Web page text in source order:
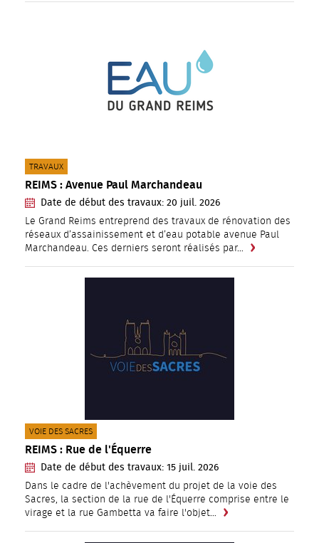
REIMS : Avenue Paul Marchandeau
Date de début des travaux: 20 juil. 2026
Le Grand Reims entreprend des travaux de rénovation des
réseaux d’assainissement et d’eau potable avenue Paul
Marchandeau. Ces derniers seront réalisés par…
CATÉGORIE(S) :
TRAVAUX
REIMS : Rue de l'Équerre
Date de début des travaux: 15 juil. 2026
Dans le cadre de l'achèvement du projet de la voie des
Sacres, la section de la rue de l'Équerre comprise entre le
virage et la rue Gambetta va faire l'objet…
CATÉGORIE(S) :
VOIE DES SACRES